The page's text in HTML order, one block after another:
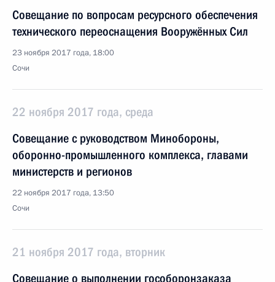
Совещание по вопросам ресурсного обеспече­ния
технического переос­нащения Вооружённых Сил
23 ноября 2017 года, 18:00
Сочи
22 ноября 2017 года, среда
Совещание с руководством Минобороны,
оборонно-промышленного комплекса, главами
министерств и регионов
22 ноября 2017 года, 13:50
Сочи
21 ноября 2017 года, вторник
Совещание о выполнении гособоронзаказа